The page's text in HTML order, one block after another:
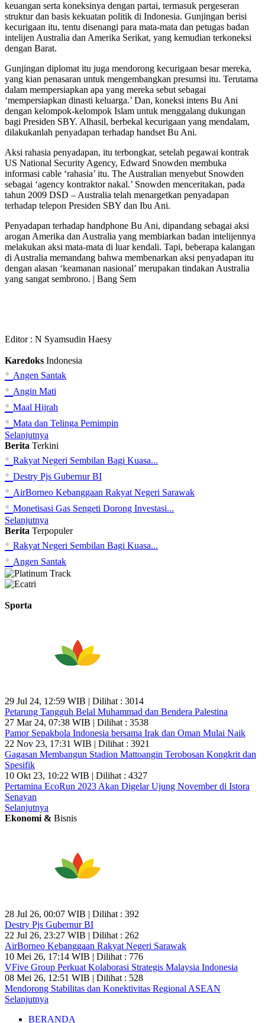
keuangan serta koneksinya dengan partai, termasuk pergeseran
struktur dan basis kekuatan politik di Indonesia. Gunjingan berisi
kecurigaan itu, tentu disenangi para mata-mata dan petugas badan
intelijen Australia dan Amerika Serikat, yang kemudian terkoneksi
dengan Barat.
Gunjingan diplomat itu juga mendorong kecurigaan besar mereka,
yang kian penasaran untuk mengembangkan presumsi itu. Terutama
dalam mempersiapkan apa yang mereka sebut sebagai
‘mempersiapkan dinasti keluarga.’ Dan, koneksi intens Bu Ani
dengan kelompok-kelompok Islam untuk menggalang dukungan
bagi Presiden SBY. Alhasil, berbekal kecurigaan yang mendalam,
dilakukanlah penyadapan terhadap handset Bu Ani.
Aksi rahasia penyadapan, itu terbongkar, setelah pegawai kontrak
US National Security Agency, Edward Snowden membuka
informasi cable ‘rahasia’ itu. The Australian menyebut Snowden
sebagai ‘agency kontraktor nakal.’ Snowden menceritakan, pada
tahun 2009 DSD – Australia telah menargetkan penyadapan
terhadap telepon Presiden SBY dan Ibu Ani.
Penyadapan terhadap handphone Bu Ani, dipandang sebagai aksi
arogan Amerika dan Australia yang membiarkan badan intelijennya
melakukan aksi mata-mata di luar kendali. Tapi, beberapa kalangan
di Australia memandang bahwa membenarkan aksi penyadapan itu
dengan alasan ‘keamanan nasional’ merupakan tindakan Australia
yang sangat sembrono. | Bang Sem
Editor : N Syamsudin Haesy
Karedoks Indonesia
• Angen Santak
• Angin Mati
• Maal Hijrah
• Mata dan Telinga Pemimpin
Selanjutnya
Berita Terkini
• Rakyat Negeri Sembilan Bagi Kuasa...
• Destry Pjs Gubernur BI
• AirBorneo Kebanggaan Rakyat Negeri Sarawak
• Monetisasi Gas Sengeti Dorong Investasi...
Selanjutnya
Berita Terpopuler
• Rakyat Negeri Sembilan Bagi Kuasa...
• Angen Santak
Sporta
29 Jul 24, 12:59 WIB | Dilihat : 3014
Petarung Tangguh Belal Muhammad dan Bendera Palestina
27 Mar 24, 07:38 WIB | Dilihat : 3538
Pamor Sepakbola Indonesia bersama Irak dan Oman Mulai Naik
22 Nov 23, 17:31 WIB | Dilihat : 3921
Gagasan Membangun Stadion Mattoangin Terobosan Kongkrit dan
Spesifik
10 Okt 23, 10:22 WIB | Dilihat : 4327
Pertamina EcoRun 2023 Akan Digelar Ujung November di Istora
Senayan
Selanjutnya
Ekonomi & Bisnis
28 Jul 26, 00:07 WIB | Dilihat : 392
Destry Pjs Gubernur BI
22 Jul 26, 23:27 WIB | Dilihat : 262
AirBorneo Kebanggaan Rakyat Negeri Sarawak
10 Mei 26, 17:14 WIB | Dilihat : 776
VFive Group Perkuat Kolaborasi Strategis Malaysia Indonesia
08 Mei 26, 12:51 WIB | Dilihat : 528
Mendorong Stabilitas dan Konektivitas Regional ASEAN
Selanjutnya
BERANDA